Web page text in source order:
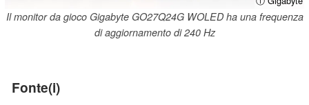
Il monitor da gioco Gigabyte GO27Q24G WOLED ha una frequenza
di aggiornamento di 240 Hz
Fonte(i)